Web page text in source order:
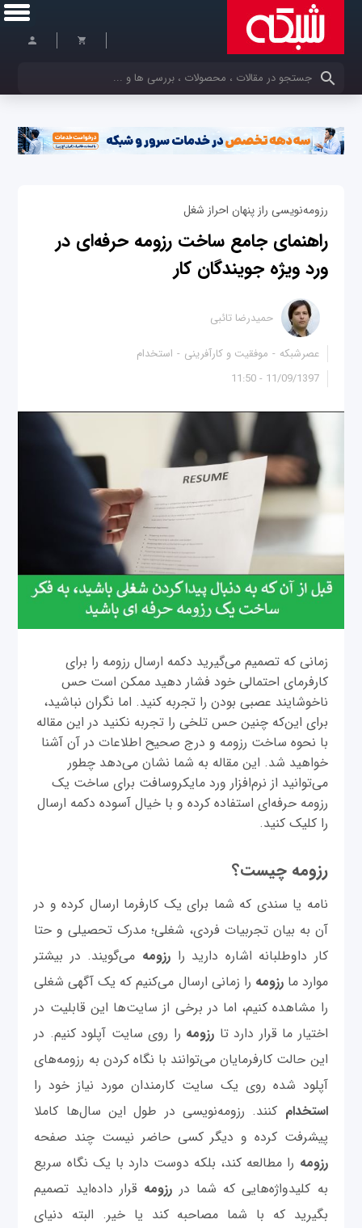
کلمات کلیدی خود را وارد کنید
رزومه‌نویسی راز پنهان احراز شغل
راهنمای جامع ساخت رزومه حرفه‌ای در
ورد ویژه جویندگان کار
11/09/1397 - 11:50
حمیدرضا تائبی
عصرشبکه موفقیت و کارآفرینی استخدام
زمانی که تصمیم می‌گیرید دکمه ارسال رزومه را برای
کارفرمای احتمالی خود فشار دهید ممکن است حس
ناخوشایند عصبی بودن را تجربه کنید. اما نگران نباشید،
برای این‌که چنین حس تلخی را تجربه نکنید در این مقاله
با نحوه ساخت رزومه و درج صحیح اطلاعات در آن آشنا
خواهید شد. این مقاله به شما نشان می‌دهد چطور
می‌توانید از نرم‌افزار ورد مایکروسافت برای ساخت یک
رزومه حرفه‌ای استفاده کرده و با خیال آسوده دکمه ارسال
را کلیک کنید.
رزومه چیست؟
نامه یا سندی که شما برای یک کارفرما ارسال کرده و در
آن به بیان تجربیات فردی، شغلی؛ مدرک تحصیلی و حتا
کار داوطلبانه اشاره دارید را رزومه می‌گویند. در بیشتر
موارد مارزومه را زمانی ارسال می‌کنیم که یک آگهی شغلی
را مشاهده کنیم، اما در برخی از سایت‌ها این قابلیت در
اختیار ما قرار دارد تا رزومه را روی سایت آپلود کنیم. در
این حالت کارفرمایان می‌توانند با نگاه کردن به رزومه‌های
آپلود شده روی یک سایت کارمندان مورد نیاز خود را
استخدام کنند. رزومه‌نویسی در طول این سال‌ها کاملا
پیشرفت کرده و دیگر کسی حاضر نیست چند صفحه
رزومه را مطالعه کند، بلکه دوست دارد با یک نگاه سریع
به کلیدواژه‌هایی که شما در رزومه قرار داده‌اید تصمیم
بگیرید که با شما مصاحبه کند یا خیر. البته دنیای